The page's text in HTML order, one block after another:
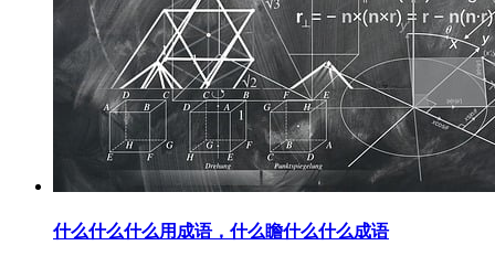
什么什么什么用成语，什么瞻什么什么成语